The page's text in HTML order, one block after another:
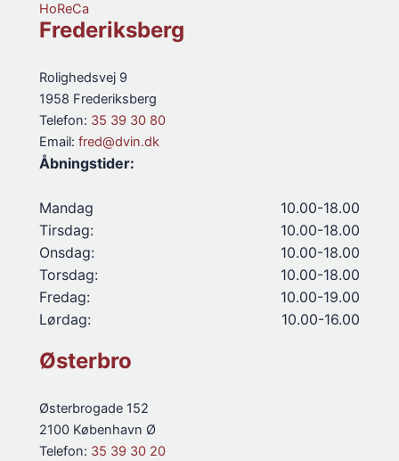
HoReCa
Frederiksberg
Rolighedsvej 9
1958 Frederiksberg
Telefon: 35 39 30 80
Email: fred@dvin.dk
Åbningstider:
Mandag
10.00-18.00
Tirsdag:
10.00-18.00
Onsdag:
10.00-18.00
Torsdag:
10.00-18.00
Fredag:
10.00-19.00
Lørdag:
10.00-16.00
Østerbro
Østerbrogade 152
2100 København Ø
Telefon: 35 39 30 20